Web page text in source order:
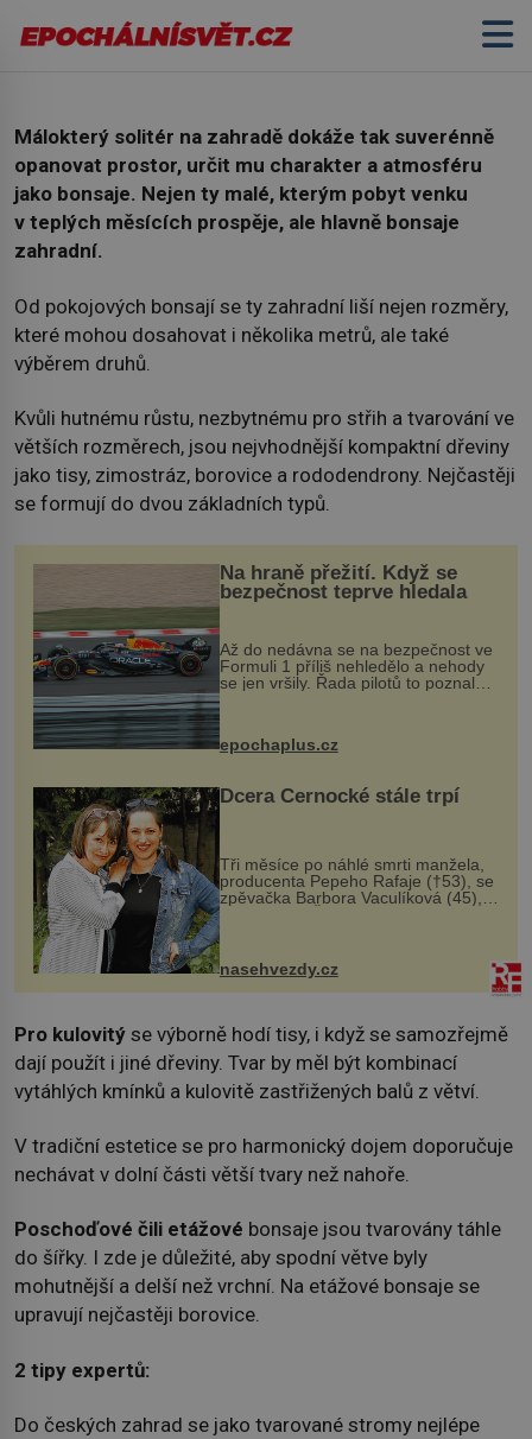
Strom v hrsti
Málokterý solitér na zahradě dokáže tak suverénně
opanovat prostor, určit mu charakter a atmosféru
jako bonsaje. Nejen ty malé, kterým pobyt venku
v teplých měsících prospěje, ale hlavně bonsaje
zahradní.
Od pokojových bonsají se ty zahradní liší nejen rozměry,
které mohou dosahovat i několika metrů, ale také
výběrem druhů.
Kvůli hutnému růstu, nezbytnému pro střih a tvarování ve
větších rozměrech, jsou nejvhodnější kompaktní dřeviny
jako tisy, zimostráz, borovice a rododendrony. Nejčastěji
se formují do dvou základních typů.
Na hraně přežití. Když se
bezpečnost teprve hledala
Až do nedávna se na bezpečnost ve
Formuli 1 příliš nehledělo a nehody
se jen vršily. Řada pilotů to poznala
na vlastní kůži, často s trvalými
následky nebo bohužel i ztrátou
života. Dnes nepochopiteln...
epochaplus.cz
Dcera Černocké stále trpí
Tři měsíce po náhlé smrti manžela,
producenta Pepeho Rafaje (†53), se
zpěvačka Barbora Vaculíková (45),
dcera Petry Černocké (75), poprvé
ozvala veřejnosti. Na sociální síti
sdílela, že se snaží fung...
nasehvezdy.cz
Pro kulovitý se výborně hodí tisy, i když se samozřejmě
dají použít i jiné dřeviny. Tvar by měl být kombinací
vytáhlých kmínků a kulovitě zastřižených balů z větví.
V tradiční estetice se pro harmonický dojem doporučuje
nechávat v dolní části větší tvary než nahoře.
Poschoďové čili etážové bonsaje jsou tvarovány táhle
do šířky. I zde je důležité, aby spodní větve byly
mohutnější a delší než vrchní. Na etážové bonsaje se
upravují nejčastěji borovice.
2 tipy expertů:
Do českých zahrad se jako tvarované stromy nejlépe